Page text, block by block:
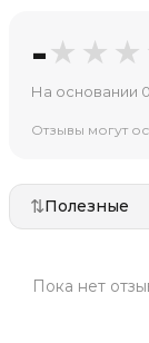
-
На основании
Отзывы могут
⇅Полезные
Пока нет